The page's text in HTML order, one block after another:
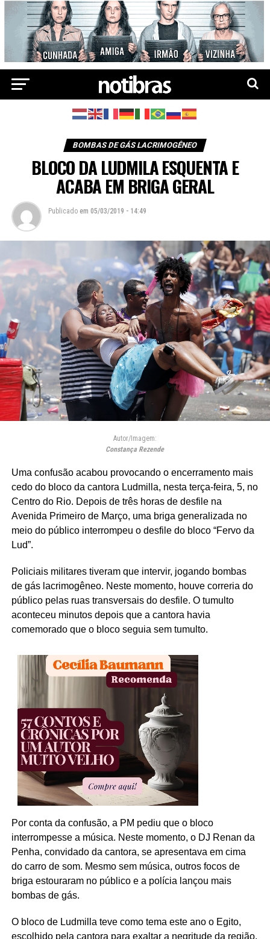
BOMBAS DE GÁS LACRIMOGÊNEO
BLOCO DA LUDMILA ESQUENTA E
ACABA EM BRIGA GERAL
Publicado em 05/03/2019 - 14:49
Autor/Imagem:
Constança Rezende
Uma confusão acabou provocando o encerramento mais
cedo do bloco da cantora Ludmilla, nesta terça-feira, 5, no
Centro do Rio. Depois de três horas de desfile na
Avenida Primeiro de Março, uma briga generalizada no
meio do público interrompeu o desfile do bloco “Fervo da
Lud”.
Policiais militares tiveram que intervir, jogando bombas
de gás lacrimogêneo. Neste momento, houve correria do
público pelas ruas transversais do desfile. O tumulto
aconteceu minutos depois que a cantora havia
comemorado que o bloco seguia sem tumulto.
Por conta da confusão, a PM pediu que o bloco
interrompesse a música. Neste momento, o DJ Renan da
Penha, convidado da cantora, se apresentava em cima
do carro de som. Mesmo sem música, outros focos de
briga estouraram no público e a polícia lançou mais
bombas de gás.
O bloco de Ludmilla teve como tema este ano o Egito,
escolhido pela cantora para exaltar a negritude da região.